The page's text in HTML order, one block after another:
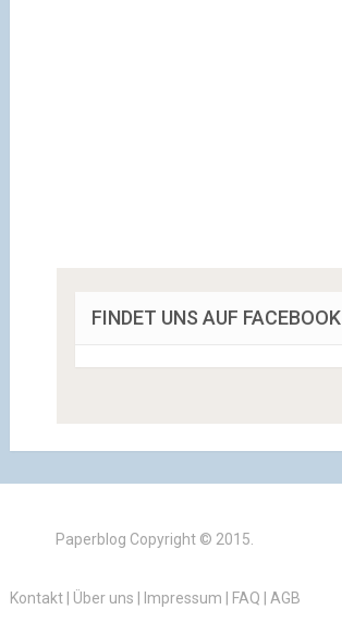
FINDET UNS AUF FACEBOOK
Paperblog Copyright © 2015.
Kontakt| Über uns Impressum FAQ AGB